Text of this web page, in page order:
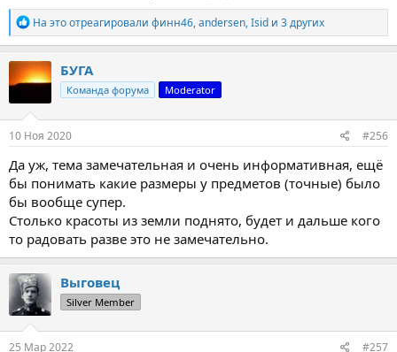
Р
е
а
к
ц
и
:
На это отреагировали финн46,andersen,Isid и 3 других
БУГА
Команда форума Moderator
10 Ноя 2020 #256
Да уж, тема замечательная и очень информативная, ещё
бы понимать какие размеры у предметов (точные) было
бы вообще супер.
Столько красоты из земли поднято, будет и дальше кого
то радовать разве это не замечательно.
Выговец
Silver Member
25 Мар 2022 #257